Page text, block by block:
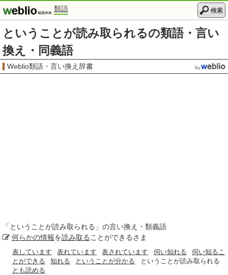
類語 検索
ということが読み取られるの類語・言い
換え・同義語
Weblio類語・言い換え辞書
「 ということが読み取られる 」の言い換え・類義語
何らかの情報を読み取る ことができるさま
表しています 表れています 表されています 伺い知れる
伺い知るこ
とができる
知れる ということが分かる
ということが読み取られる
とも読める